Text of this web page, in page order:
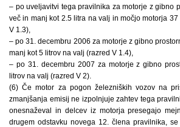
– po uveljavitvi tega pravilnika za motorje z gibno
več in manj kot 2.5 litra na valj in močjo motorja 37
V 1.3),
– po 31. decembru 2006 za motorje z gibno
manj kot 5 litrov na valj (razred V 1.4),
– po 31. decembru 2007 za motorje z gibno
litrov na valj (razred V 2).
(6) Če motor za pogon železniških vozov na
zmanjšanja emisij ne izpolnjuje zahtev tega
onesnaževal in delcev iz motorja presegajo
drugem odstavku novega 12. člena pravilnika,